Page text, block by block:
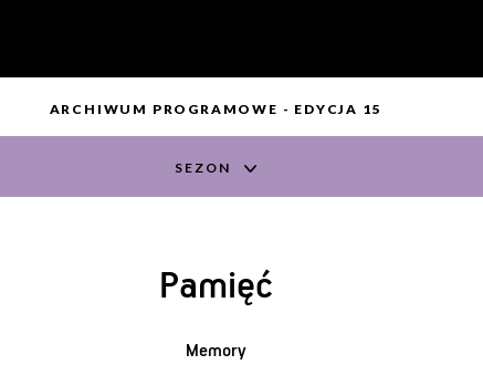
ARCHIWUM PROGRAMOWE - EDYCJA 15
SEZON
Pamięć
Memory